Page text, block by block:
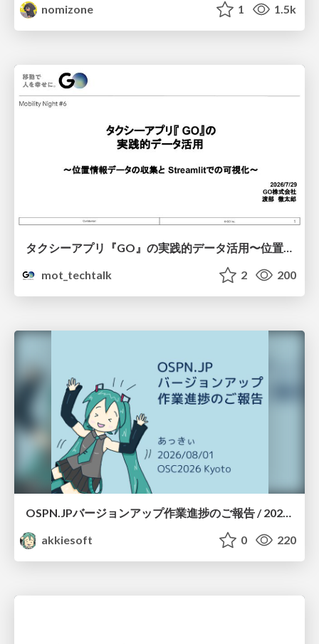
nomizone
1 1.5k
mot_techtalk
2 200
OSPN.JPバージョンアップ作業進捗のご報告 / 20260801-osc26kyoto
akkiesoft
0 220